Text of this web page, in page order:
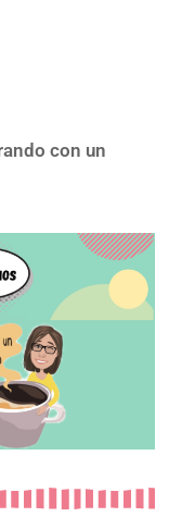
con un